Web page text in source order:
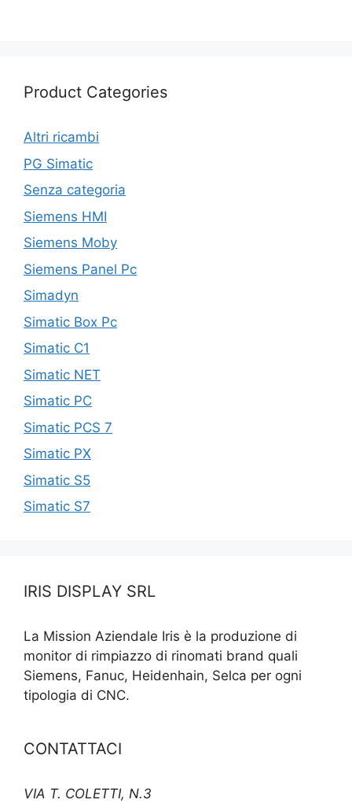
Product Categories
Altri ricambi
PG Simatic
Senza categoria
Siemens HMI
Siemens Moby
Siemens Panel Pc
Simadyn
Simatic Box Pc
Simatic C1
Simatic NET
Simatic PC
Simatic PCS 7
Simatic PX
Simatic S5
Simatic S7
IRIS DISPLAY SRL
La Mission Aziendale Iris è la produzione di
monitor di rimpiazzo di rinomati brand quali
Siemens, Fanuc, Heidenhain, Selca per ogni
tipologia di CNC.
CONTATTACI
VIA T. COLETTI, N.3